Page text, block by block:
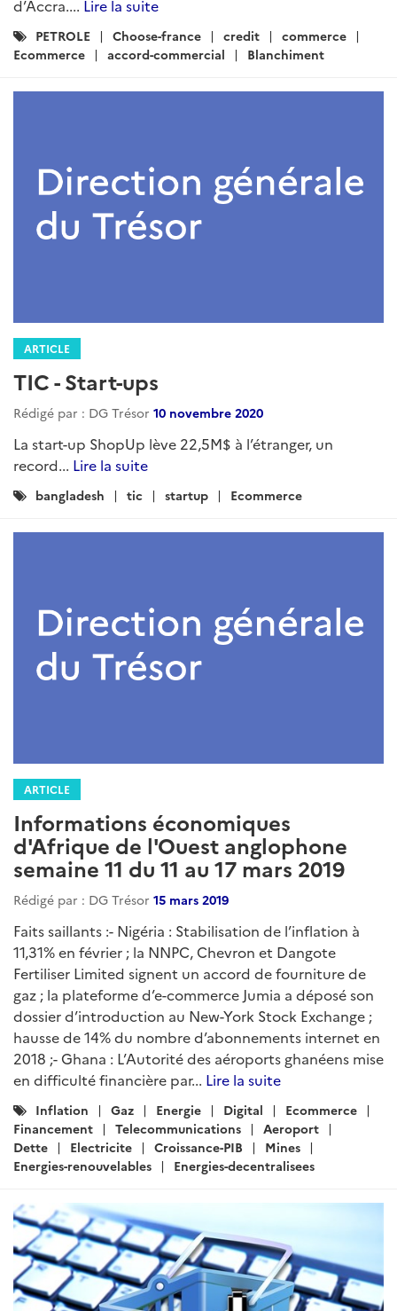
d’Accra.... Lire la suite
Catégories
:
PETROLE Choose-france credit
commerce
Ecommerce
accord-commercial Blanchiment
ARTICLE
TIC - Start-ups
Rédigé par : DG Trésor 10 novembre 2020
La start-up ShopUp lève 22,5M$ à l’étranger, un
record... Lire la suite
Catégories
bangladesh tic startup Ecommerce
ARTICLE
Informations économiques
d'Afrique de l'Ouest anglophone
semaine 11 du 11 au 17 mars 2019
Rédigé par : DG Trésor 15 mars 2019
Faits saillants :- Nigéria : Stabilisation de l’inflation à
11,31% en février ; la NNPC, Chevron et Dangote
Fertiliser Limited signent un accord de fourniture de
gaz ; la plateforme d’e-commerce Jumia a déposé son
dossier d’introduction au New-York Stock Exchange ;
hausse de 14% du nombre d’abonnements internet en
2018 ;- Ghana : L’Autorité des aéroports ghanéens mise
en difficulté financière par... Lire la suite
Catégories
:
Inflation Gaz Energie Digital
Ecommerce
Financement
Telecommunications
Aeroport
Dette
Electricite Croissance-PIB
Mines
Energies-renouvelables
Energies-decentralisees